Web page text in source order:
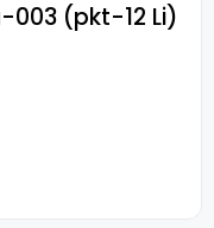
003 (pkt-12 Li)